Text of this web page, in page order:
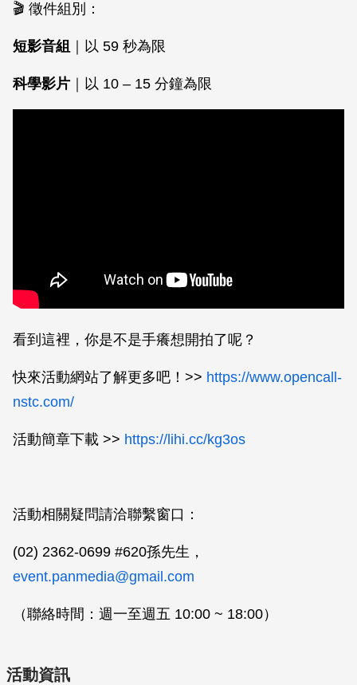
🎬 徵件組別：
短影音組 ｜以 59 秒為限
科學影片 ｜以 10 – 15 分鐘為限
看到這裡，你是不是手癢想開拍了呢？
快來活動網站了解更多吧！>> https://www.opencall-
nstc.com/
活動簡章下載 >> https://lihi.cc/kg3os
活動相關疑問請洽聯繫窗口：
(02) 2362-0699 #620孫先生，
event.panmedia@gmail.com
（聯絡時間：週一至週五 10:00 ~ 18:00）
活動資訊